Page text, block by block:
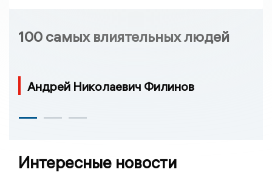
100 самых влиятельных людей
Андрей Николаевич Филинов
Интересные новости